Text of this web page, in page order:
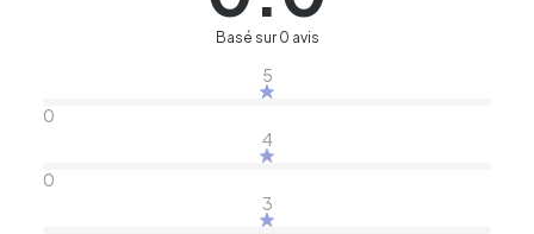
Basé sur 0 avis
5
0
4
0
3